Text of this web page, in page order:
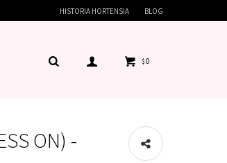
$0
HISTORIA HORTENSIA BLOG
ON) -